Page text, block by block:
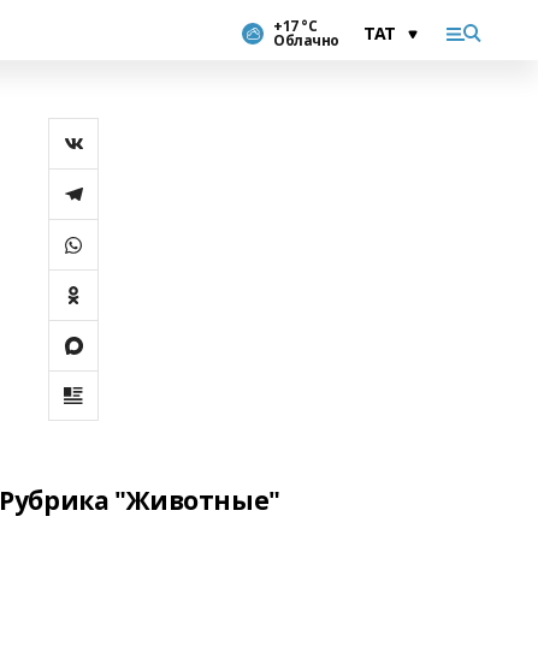
+17 °С
Облачно
Рубрика "Животные"